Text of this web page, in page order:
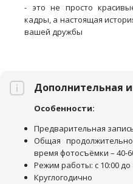
- это не просто
кадры, а настоящая
вашей дружбы
Дополнительная
Особенности:
Предварительная
Общая
время фотосъёмки – 40-
Режим работы: с 10:00 до
Круглогодично